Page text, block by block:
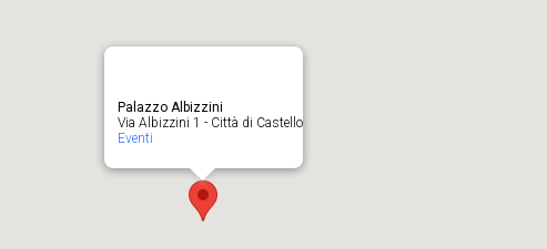
Palazzo Albizzini
Via Albizzini 1 - Città di Castello
Eventi